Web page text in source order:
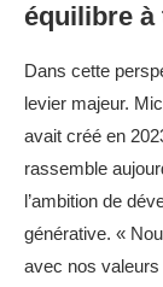
équilibre
Dans cette
levier majeur.
avait créé en
rassemble
l’ambition de
générative. «
avec nos valeurs